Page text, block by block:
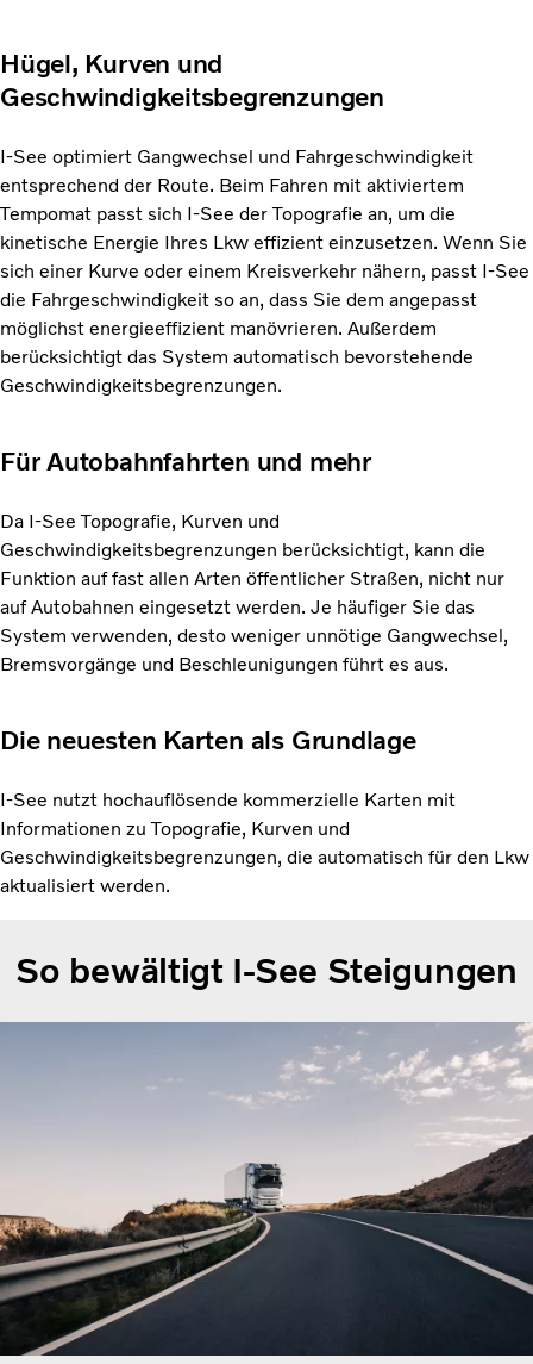
Hügel, Kurven und
Geschwindigkeitsbegrenzungen
I-See optimiert Gangwechsel und Fahrgeschwindigkeit
entsprechend der Route. Beim Fahren mit aktiviertem
Tempomat passt sich I-See der Topografie an, um die
kinetische Energie Ihres Lkw effizient einzusetzen. Wenn Sie
sich einer Kurve oder einem Kreisverkehr nähern, passt I-See
die Fahrgeschwindigkeit so an, dass Sie dem angepasst
möglichst energieeffizient manövrieren. Außerdem
berücksichtigt das System automatisch bevorstehende
Geschwindigkeitsbegrenzungen.
Für Autobahnfahrten und mehr
Da I-See Topografie, Kurven und
Geschwindigkeitsbegrenzungen berücksichtigt, kann die
Funktion auf fast allen Arten öffentlicher Straßen, nicht nur
auf Autobahnen eingesetzt werden. Je häufiger Sie das
System verwenden, desto weniger unnötige Gangwechsel,
Bremsvorgänge und Beschleunigungen führt es aus.
Die neuesten Karten als Grundlage
I-See nutzt hochauflösende kommerzielle Karten mit
Informationen zu Topografie, Kurven und
Geschwindigkeitsbegrenzungen, die automatisch für den Lkw
aktualisiert werden.
So bewältigt I-See Steigungen